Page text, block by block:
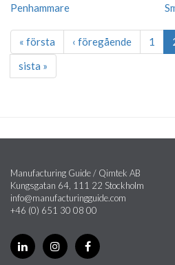
Penhammare
« första ‹ föregående 1
sista »
Manufacturing Guide / Qimtek AB
Kungsgatan 64, 111 22 Stockholm
info@manufacturingguide.com
+46 (0) 651 30 08 00